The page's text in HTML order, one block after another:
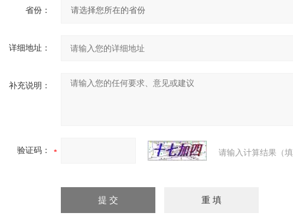
省份：
详细地址：
补充说明：
验证码： 请输入计算结果（